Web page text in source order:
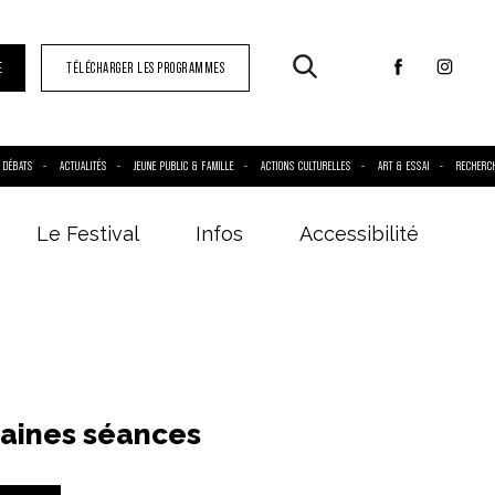
TÉLÉCHARGER LES PROGRAMMES
DÉBATS ACTUALITÉS JEUNE PUBLIC & FAMILLE ACTIONS CULTURELLES ART & ESSAI
Le Festival Infos Accessibilité
séances